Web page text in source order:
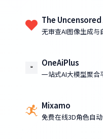
The Uncensored
无审查AI图像生成与
OneAiPlus
一站式AI大模型聚
Mixamo
免费在线3D角色自